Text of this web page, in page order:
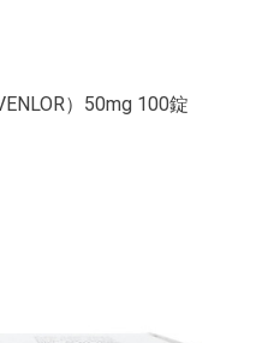
）50mg 100錠